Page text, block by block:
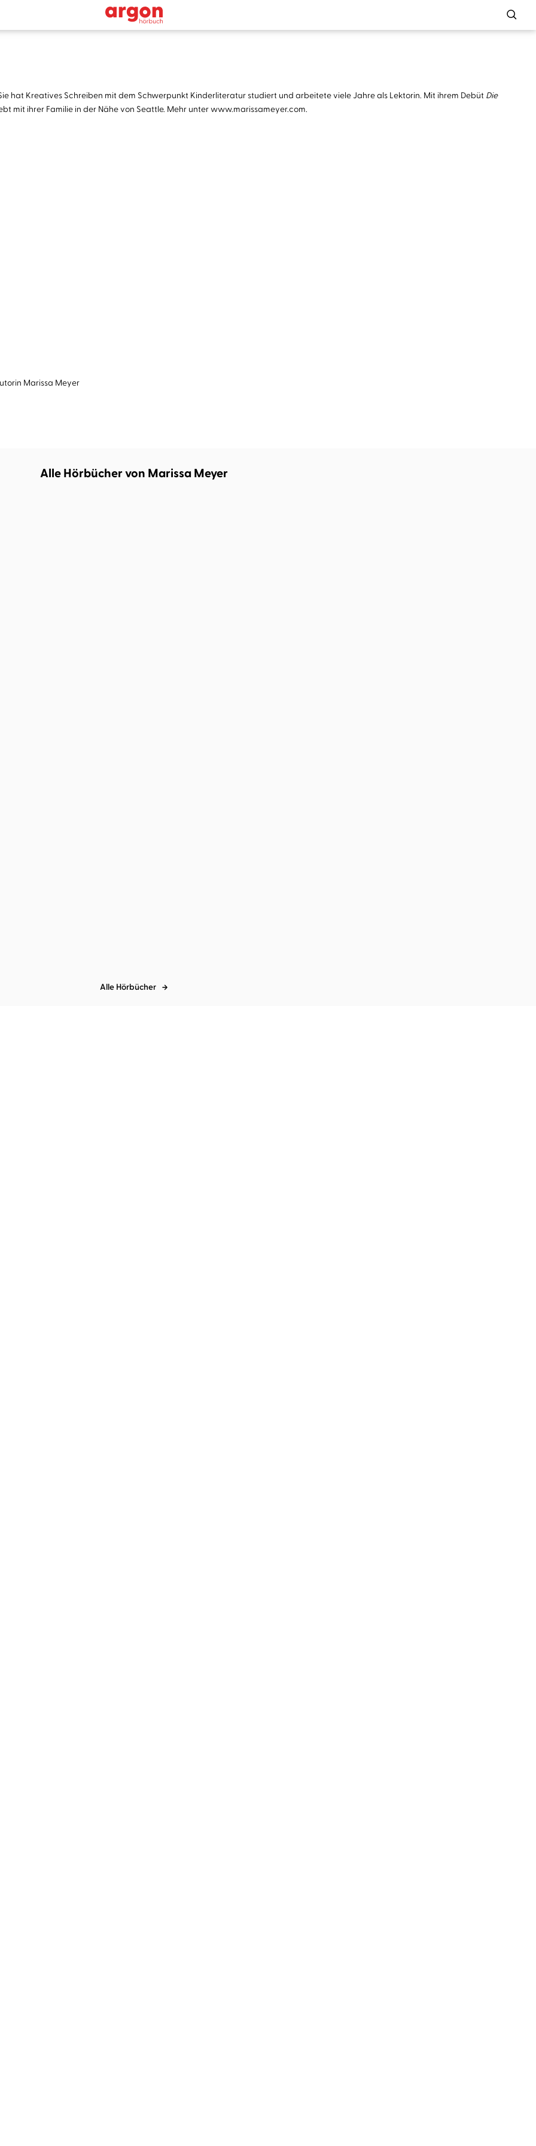
hat Kreatives Schreiben mit dem Schwerpunkt Kinderliteratur studiert und arbeitete viele Jahre als Lektorin. Mit ihrem Debüt Die
mit ihrer Familie in der Nähe von Seattle. Mehr unter www.marissameyer.com.
Marissa Meyer
Alle Hörbücher von Marissa Meyer
Alle Hörbücher